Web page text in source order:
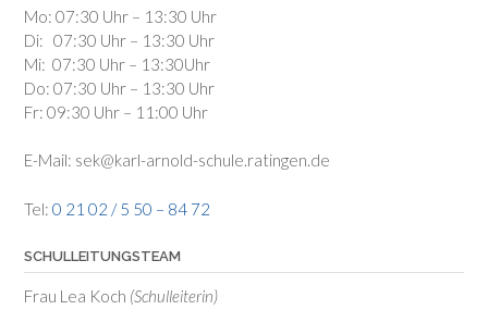
Mo: 07:30 Uhr – 13:30 Uhr
Di: 07:30 Uhr – 13:30 Uhr
Mi: 07:30 Uhr – 13:30Uhr
Do: 07:30 Uhr – 13:30 Uhr
Fr: 09:30 Uhr – 11:00 Uhr
E-Mail: sek@karl-arnold-schule.ratingen.de
Tel: 0 21 02 / 5 50 – 84 72
SCHULLEITUNGSTEAM
Frau Lea Koch (Schulleiterin)